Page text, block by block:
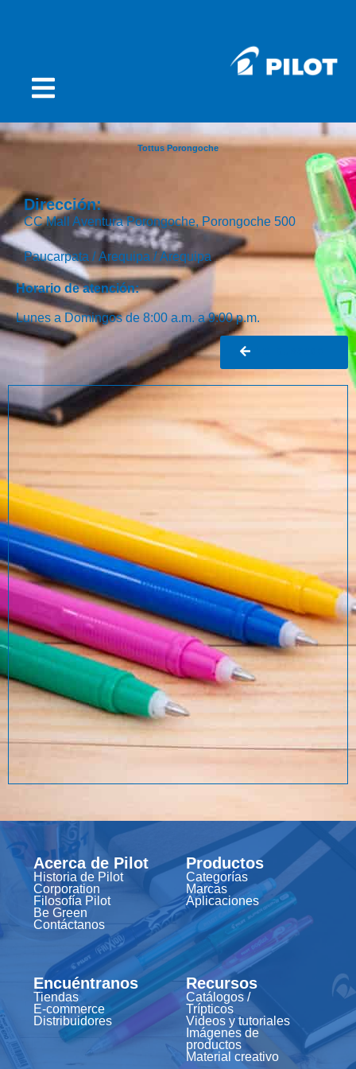
Tottus Porongoche
Dirección:
CC Mall Aventura Porongoche, Porongoche 500
Paucarpata / Arequipa / Arequipa
Horario de atención:
Lunes a Domingos de 8:00 a.m. a 9:00 p.m.
Acerca de Pilot
Historia de Pilot
Corporation
Filosofía Pilot
Be Green
Contáctanos
Productos
Categorías
Marcas
Aplicaciones
Encuéntranos
Tiendas
E-commerce
Distribuidores
Recursos
Catálogos /
Trípticos
Videos y tutoriales
Imágenes de
productos
Material creativo